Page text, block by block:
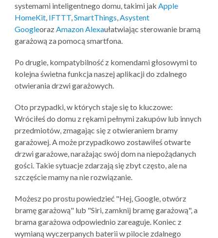
systemami inteligentnego domu, takimi jak Apple
HomeKit, IFTTT,SmartThings,Asystent
GoogleorazAmazon Alexaułatwiając sterowanie bramą
garażową za pomocą smartfona.
Po drugie, kompatybilność z komendami głosowymi to
kolejna świetna funkcja naszej aplikacji do zdalnego
otwierania drzwi garażowych.
Oto przypadki, w których staje się to kluczowe:
Wróciłeś do domu z rękami pełnymi zakupów lub innych
przedmiotów, zmagając się z otwieraniem bramy
garażowej. A może przypadkowo zostawiłeś otwarte
drzwi garażowe, narażając swój dom na niepożądanych
gości. Takie sytuacje zdarzają się zbyt często, ale na
szczęście mamy na nie rozwiązanie.
Możesz po prostu powiedzieć "Hej, Google, otwórz
bramę garażową" lub "Siri, zamknij bramę garażową", a
brama garażowa odpowiednio zareaguje. Koniec z
wymianą wyczerpanych baterii w pilocie zdalnego